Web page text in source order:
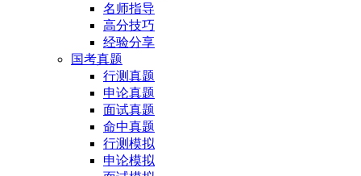
名师指导
高分技巧
经验分享
国考真题
行测真题
申论真题
面试真题
命中真题
行测模拟
申论模拟